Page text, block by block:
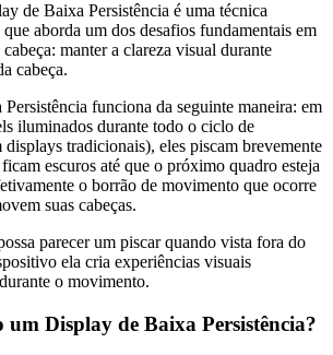
de Baixa Persistência é uma técnica
aborda um dos desafios fundamentais em
manter a clareza visual durante
cabeça.
funciona da seguinte maneira: em
iluminados durante todo o ciclo de
tradicionais), eles piscam brevemente
escuros até que o próximo quadro esteja
o borrão de movimento que ocorre
suas cabeças.
parecer um piscar quando vista fora do
ela cria experiências visuais
o movimento.
um Display de Baixa Persistência?